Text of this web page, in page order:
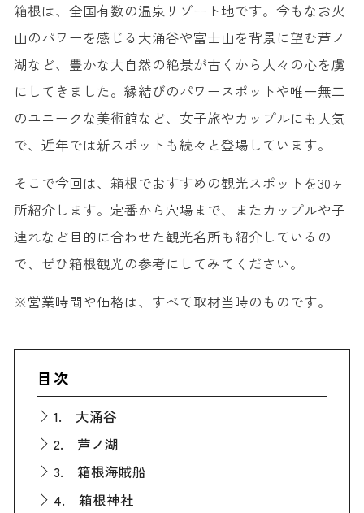
箱根は、全国有数の温泉リゾート地です。今もなお火
山のパワーを感じる大涌谷や富士山を背景に望む芦ノ
湖など、豊かな大自然の絶景が古くから人々の心を虜
にしてきました。縁結びのパワースポットや唯一無二
のユニークな美術館など、女子旅やカップルにも人気
で、近年では新スポットも続々と登場しています。
そこで今回は、箱根でおすすめの観光スポットを30ヶ
所紹介します。定番から穴場まで、またカップルや子
連れなど目的に合わせた観光名所も紹介しているの
で、ぜひ箱根観光の参考にしてみてください。
※営業時間や価格は、すべて取材当時のものです。
目次
1. 大涌谷
2. 芦ノ湖
3. 箱根海賊船
4. 箱根神社